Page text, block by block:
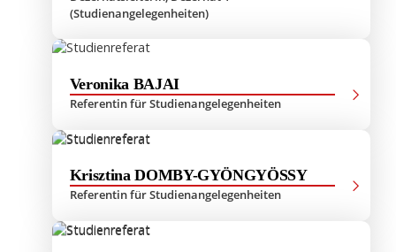
(Studienangelegenheiten)
Veronika BAJAI
Referentin für Studienangelegenheiten
Krisztina DOMBY-GYÖNGYÖSSY
Referentin für Studienangelegenheiten